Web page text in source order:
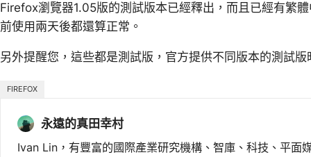
Firefox瀏覽器1.05版的測試版本已經釋出，而且已經有繁
前使用兩天後都還算正常。
另外提醒您，這些都是測試版，官方提供不同版本的測試
FIREFOX
永遠的真田幸村
Ivan Lin，有豐富的國際產業研究機構、智庫、科技、平面